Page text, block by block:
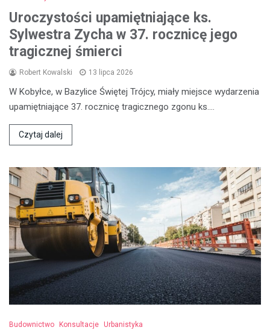
Uroczystości upamiętniające ks.
Sylwestra Zycha w 37. rocznicę jego
tragicznej śmierci
Robert Kowalski 13 lipca 2026
W Kobyłce, w Bazylice Świętej Trójcy, miały miejsce wydarzenia
upamiętniające 37. rocznicę tragicznego zgonu ks.…
Czytaj dalej
Budownictwo Konsultacje Urbanistyka